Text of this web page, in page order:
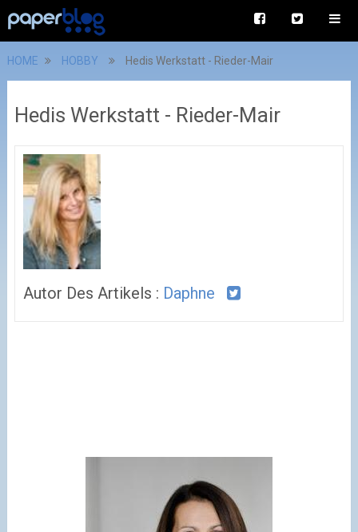
HOME HOBBY Hedis Werkstatt - Rieder-Mair
Hedis Werkstatt - Rieder-Mair
Autor Des Artikels : Daphne